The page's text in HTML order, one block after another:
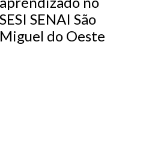
SESI SENAI São
Miguel do Oeste